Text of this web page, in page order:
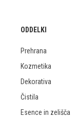
ODDELKI
Prehrana
Kozmetika
Dekorativa
Čistila
Esence in zelišča